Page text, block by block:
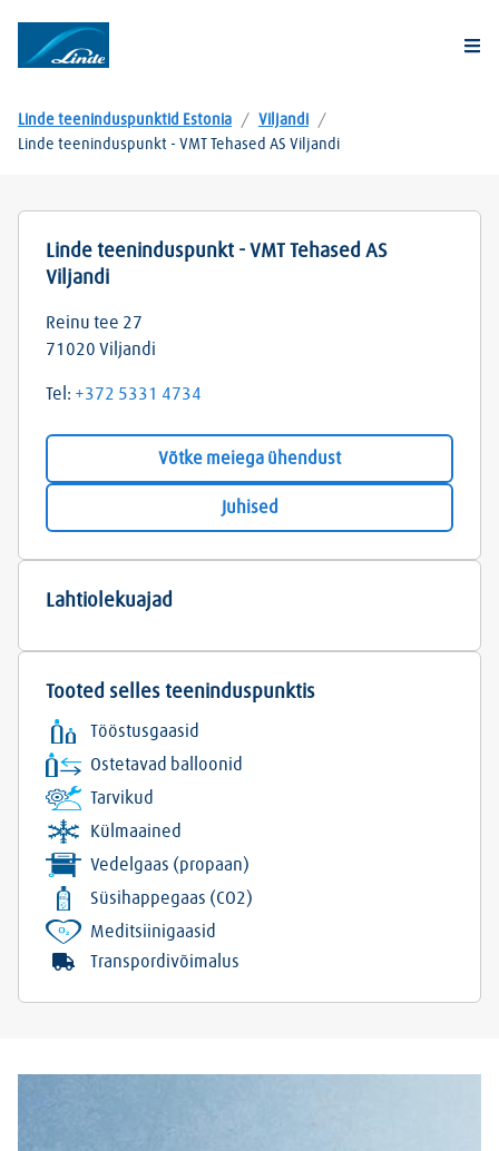
Linde teeninduspunktid Estonia / Viljandi
/
Linde teeninduspunkt - VMT Tehased AS Viljandi
Linde teeninduspunkt - VMT Tehased AS
Viljandi
Reinu tee 27
71020 Viljandi
Tel: +372 5331 4734
Võtke meiega ühendust
Juhised
Lahtiolekuajad
Tooted selles teeninduspunktis
Tööstusgaasid
Ostetavad balloonid
Tarvikud
Külmaained
Vedelgaas (propaan)
Süsihappegaas (CO2)
Meditsiinigaasid
Transpordivõimalus